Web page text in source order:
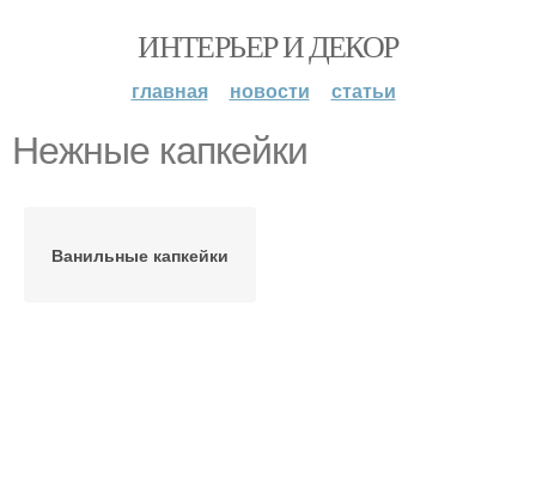
ИНТЕРЬЕР И ДЕКОР
главная новости статьи
Нежные капкейки
Ванильные капкейки